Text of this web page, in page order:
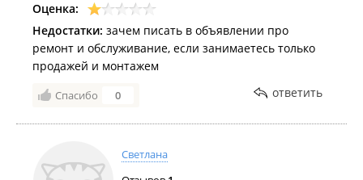
Оценка:
Недостатки: зачем писать в объявлении про
ремонт и обслуживание, если занимаетесь только
продажей и монтажем
Спасибо 0 ответить
Светлана